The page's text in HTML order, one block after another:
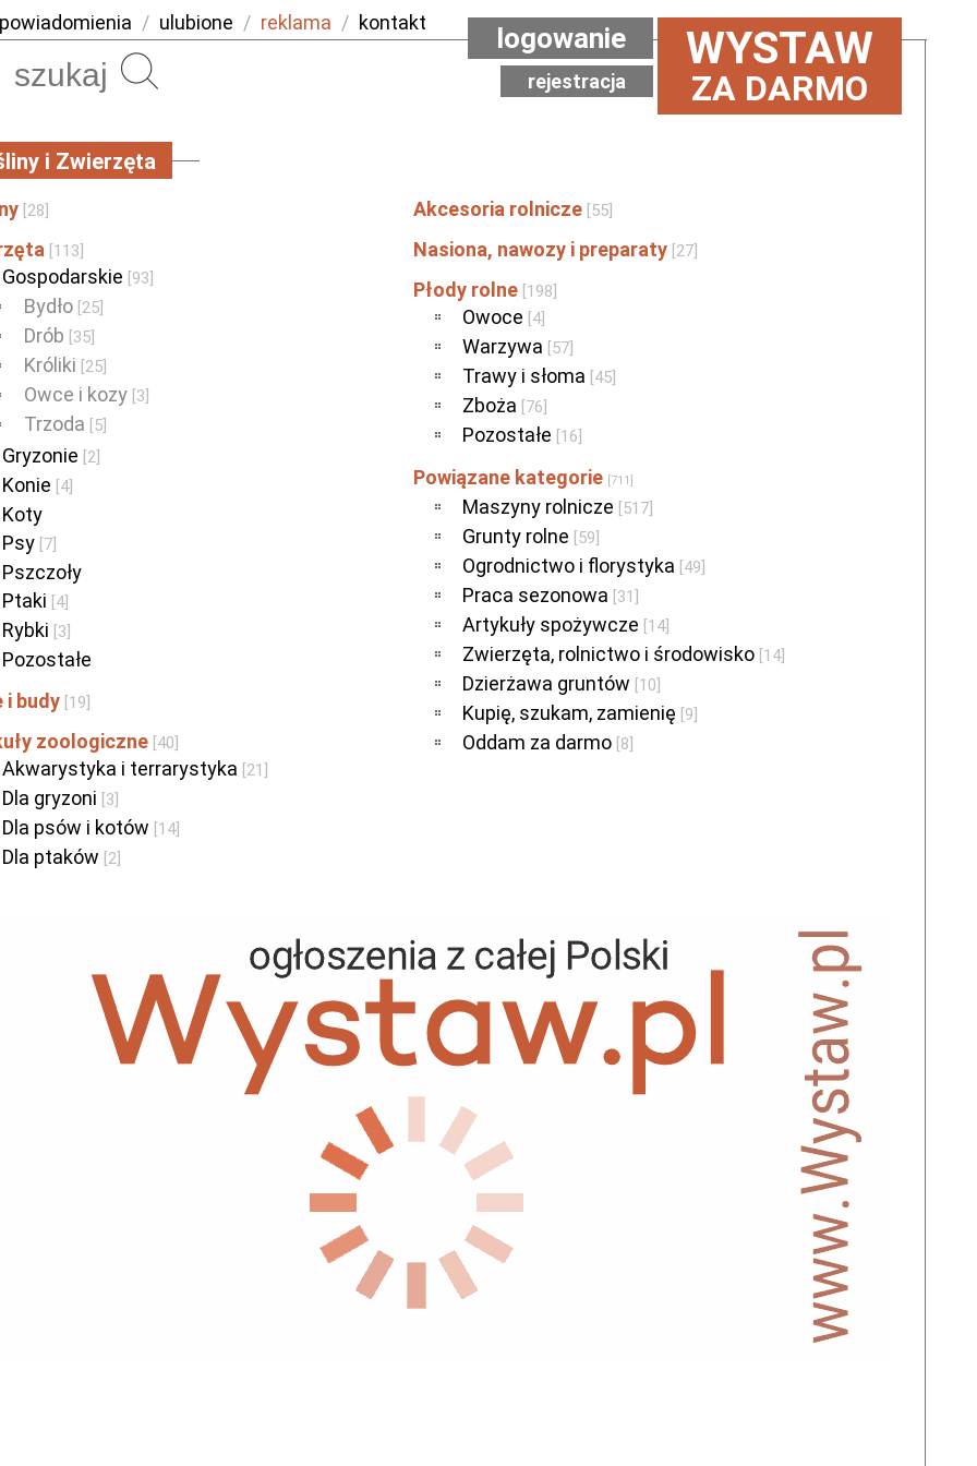
powiadomienia / ulubione / reklama / kontakt WYSTAW
ZA DARMO
logowanie
rejestracja
i Zwierzęta
[28]
[113]
Gospodarskie [93]
Bydło [25]
Drób [35]
Króliki [25]
Owce i kozy [3]
Trzoda [5]
Gryzonie [2]
Konie [4]
Koty
Psy [7]
Pszczoły
Ptaki [4]
Rybki [3]
Pozostałe
i budy [19]
zoologiczne [40]
Akwarystyka i terrarystyka [21]
Dla gryzoni [3]
Dla psów i kotów [14]
Dla ptaków [2]
Akcesoria rolnicze [55]
Nasiona, nawozy i preparaty [27]
Płody rolne [198]
Owoce [4]
Warzywa [57]
Trawy i słoma [45]
Zboża [76]
Pozostałe [16]
Powiązane kategorie [711]
Maszyny rolnicze [517]
Grunty rolne [59]
Ogrodnictwo i florystyka [49]
Praca sezonowa [31]
Artykuły spożywcze [14]
Zwierzęta, rolnictwo i środowisko [14]
Dzierżawa gruntów [10]
Kupię, szukam, zamienię [9]
Oddam za darmo [8]